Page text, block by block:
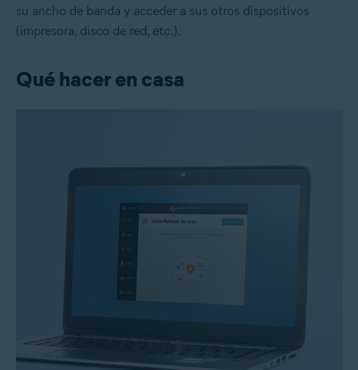
su ancho de banda y acceder a sus otros dispositivos
(impresora, disco de red, etc.).
Qué hacer en casa